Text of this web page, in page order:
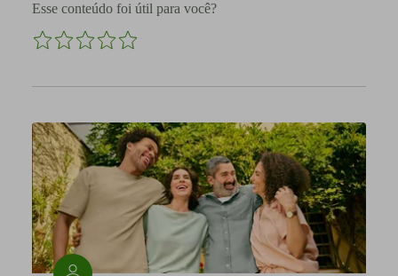
Esse conteúdo foi útil para você?